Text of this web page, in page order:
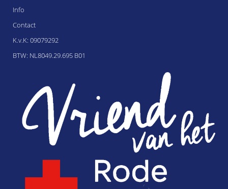
Info
Contact
K.v.K: 09079292
BTW: NL8049.29.695 B01